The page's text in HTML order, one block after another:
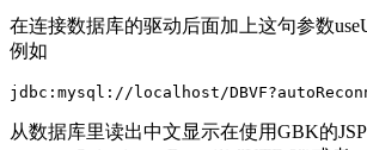
在连接数据库的驱动后面加上这句参数
例如
从数据库里读出中文显示在使用GBK的